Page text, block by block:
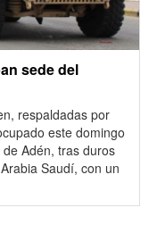
sede del
respaldadas por
este domingo
Adén, tras duros
Saudí, con un